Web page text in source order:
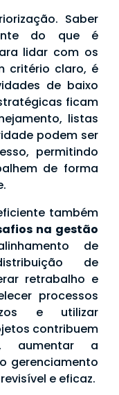
Saber
do que é
lidar com os
critério claro, é
de baixo
ficam
listas
podem ser
permitindo
de forma
também
na gestão
de
de
retrabalho e
processos
e utilizar
contribuem
aumentar a
gerenciamento
e eficaz.